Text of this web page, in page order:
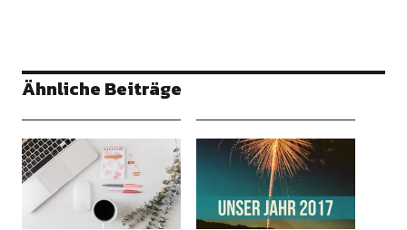
Ähnliche Beiträge